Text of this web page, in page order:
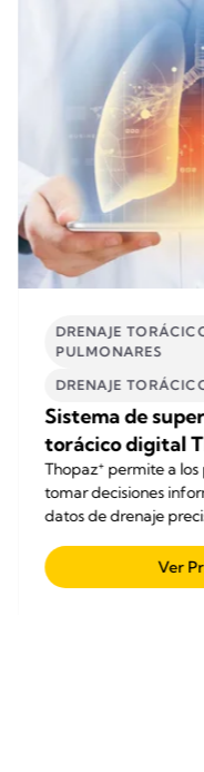
DRENAJE
PULMONARES
DRENAJE
Sistema de
torácico digital
Thopaz+ permite a los
tomar decisiones
datos de drenaje
Ver